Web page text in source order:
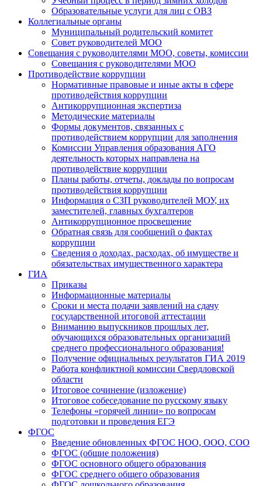
Образовательные услуги для лиц с ОВЗ
Коллегиальные органы
Муниципальный родительский комитет
Совет руководителей МОО
Совещания с руководителями МОО, советы, комиссии
Совещания с руководителями МОО
Противодействие коррупции
Нормативные правовые и иные акты в сфере
противодействия коррупции
Антикоррупционная экспертиза
Методические материалы
Формы документов, связанных с
противодействием коррупции для заполнения
Комиссии Управления образования АГО
деятельность которых направлена на
противодействие коррупции
Планы работы, отчеты, доклады по вопросам
противодействия коррупции
Информация о СЗП руководителей МОУ, их
заместителей, главных бухгалтеров
Антикоррупционное просвещение
Обратная связь для сообщений о фактах
коррупции
Сведения о доходах, расходах, об имуществе и
обязательствах имущественного характера
ГИА
Приказы
Информационные материалы
Сроки и места подачи заявлений на сдачу
государственной итоговой аттестации
Вниманию выпускников прошлых лет,
обучающихся образовательных организаций
среднего профессионального образования!
Получение официальных результатов ГИА 2019
Работа конфликтной комиссии Свердловской
области
Итоговое сочинение (изложение)
Итоговое собеседование по русскому языку
Телефоны «горячей линии» по вопросам
подготовки и проведения ЕГЭ
ФГОС
Введение обновленных ФГОС НОО, ООО, СОО
ФГОС (общие положения)
ФГОС основного общего образования
ФГОС среднего общего образования